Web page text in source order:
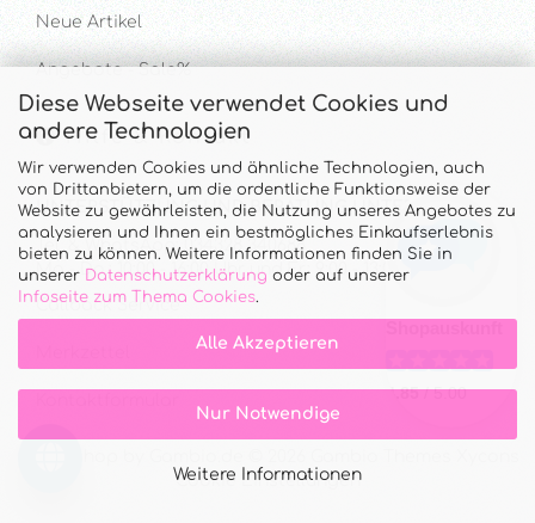
Diese Webseite verwendet Cookies und
andere Technologien
Wir verwenden Cookies und ähnliche Technologien, auch
von Drittanbietern, um die ordentliche Funktionsweise der
Website zu gewährleisten, die Nutzung unseres Angebotes zu
analysieren und Ihnen ein bestmögliches Einkaufserlebnis
bieten zu können. Weitere Informationen finden Sie in
unserer Datenschutzerklärung oder auf unserer
Infoseite zum Thema Cookies.
Alle Akzeptieren
Nur Notwendige
Weitere Informationen
Neue Artikel
Angebote - Sale%
Hilfe & Kontakt
UNTERSTÜTZUNG UND BERATUNG UNTER
Tel. & WhatsApp: 034328 340688
Mo - Do.: 10:00 - 16:00 Uhr und Fr.: 9:00 - 13:00 Uhr
Callback Service
Cookie Einstellungen